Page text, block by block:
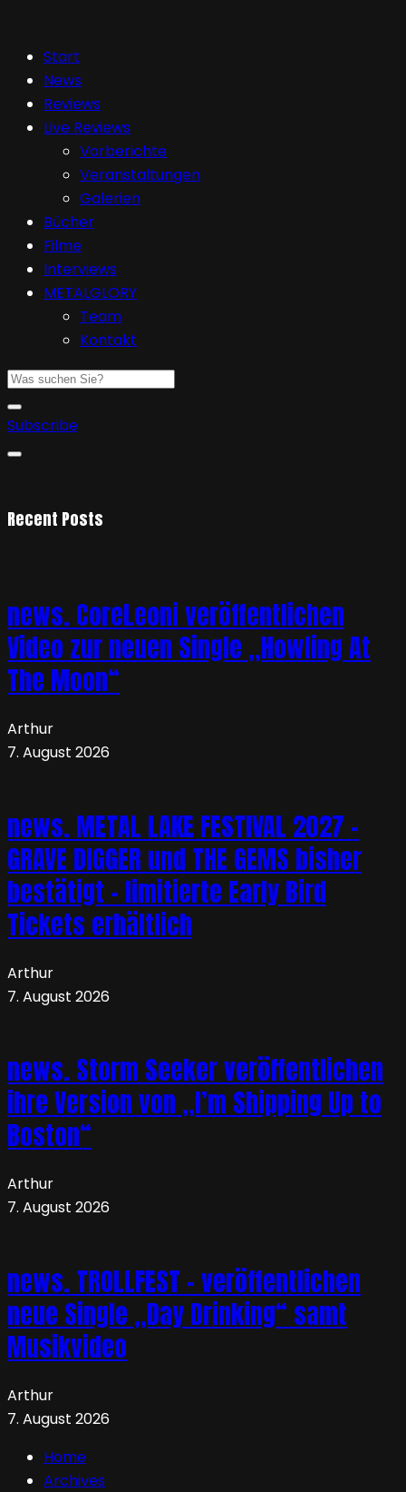
Start
News
Reviews
Live Reviews
Vorberichte
Veranstaltungen
Galerien
Bücher
Filme
Interviews
METALGLORY
Team
Kontakt
Subscribe
Recent Posts
news. CoreLeoni veröffentlichen
Video zur neuen Single „Howling At
The Moon“
Arthur
7. August 2026
news. METAL LAKE FESTIVAL 2027 –
GRAVE DIGGER und THE GEMS bisher
bestätigt – limitierte Early Bird
Tickets erhältlich
Arthur
7. August 2026
news. Storm Seeker veröffentlichen
ihre Version von „I’m Shipping Up to
Boston“
Arthur
7. August 2026
news. TROLLFEST – veröffentlichen
neue Single „Day Drinking“ samt
Musikvideo
Arthur
7. August 2026
Home
Archives